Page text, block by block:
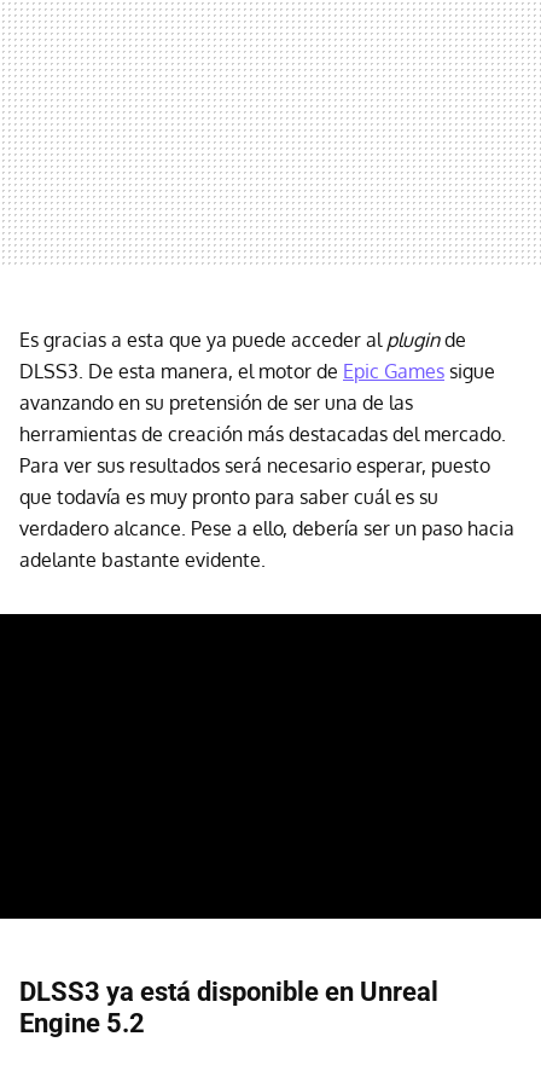
Es gracias a esta que ya puede acceder al pluginde
DLSS3. De esta manera, el motor de Epic Games sigue
avanzando en su pretensión de ser una de las
herramientas de creación más destacadas del mercado.
Para ver sus resultados será necesario esperar, puesto
que todavía es muy pronto para saber cuál es su
verdadero alcance. Pese a ello, debería ser un paso hacia
adelante bastante evidente.
DLSS3 ya está disponible en Unreal
Engine 5.2